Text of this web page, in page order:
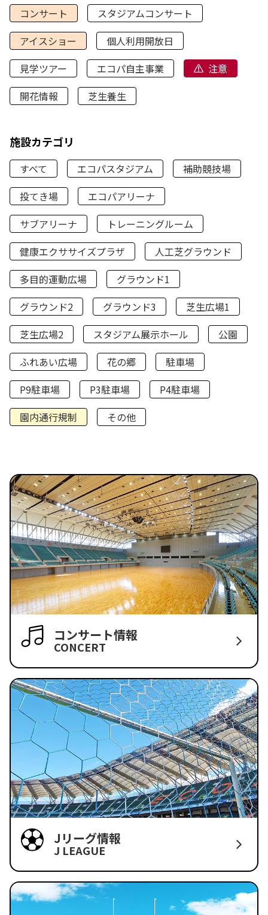
コンサート
スタジアムコンサート
アイスショー
個人利用開放日
見学ツアー
エコパ自主事業
注意
開花情報
芝生養生
施設カテゴリ
すべて エコパスタジアム
補助競技場
投てき場
エコパアリーナ
サブアリーナ
トレーニングルーム
健康エクササイズプラザ
人工芝グラウンド
多目的運動広場
グラウンド1
グラウンド2
グラウンド3
芝生広場1
芝生広場2
スタジアム展示ホール
公園
ふれあい広場
花の郷
駐車場
P9駐車場
P3駐車場
P4駐車場
園内通行規制
その他
コンサート情報
CONCERT
Jリーグ情報
J LEAGUE